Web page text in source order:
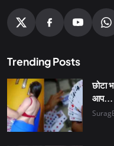
Trending Posts
छोटा
आप...